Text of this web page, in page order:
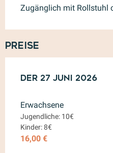
Zugänglich mit Rollstuhl
Preise
der 27 Juni 2026
der 27 Juni 2026
Erwachsene
Jugendliche: 10€
Kinder: 8€
16,00 €